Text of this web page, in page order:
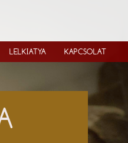
LELKIATYA KAPCSOLAT